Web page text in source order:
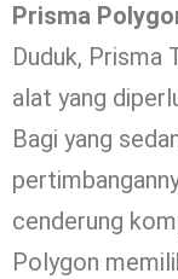
Prisma
Duduk, Prisma
alat yang
Bagi yang
cenderung
Polygon